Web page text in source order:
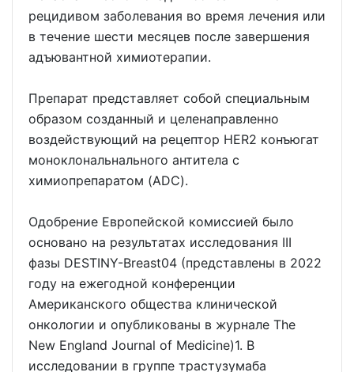
рецидивом заболевания во время лечения или
в течение шести месяцев после завершения
адъювантной химиотерапии.
Препарат представляет собой специальным
образом созданный и целенаправленно
воздействующий на рецептор HER2 конъюгат
моноклональнального антитела с
химиопрепаратом (ADC).
Одобрение Европейской комиссией было
основано на результатах исследования III
фазы DESTINY-Breast04 (представлены в 2022
году на ежегодной конференции
Американского общества клинической
онкологии и опубликованы в журнале The
New England Journal of Medicine)1. В
исследовании в группе трастузумаба